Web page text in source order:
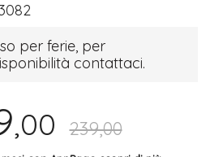
per ferie, per
contattaci.
,00 239,00